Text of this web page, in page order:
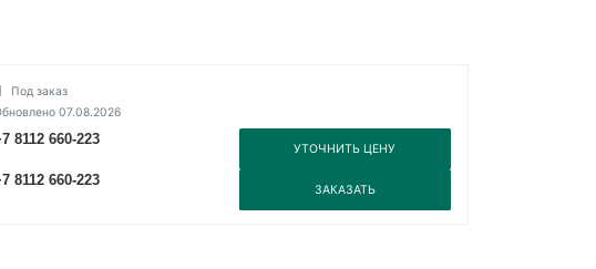
Под заказ
07.08.2026
8112 660-223
УТОЧНИТЬ ЦЕНУ
8112 660-223
ЗАКАЗАТЬ